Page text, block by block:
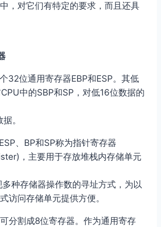
，对它们有特定的要求，而且还具
32位通用寄存器EBP和ESP。其低
中的SBP和SP，对低16位数据的
。
、BP和SP称为指针寄存器
，主要用于存放堆栈内存储单元
种存储器操作数的寻址方式，为以
访问存储单元提供方便。
分割成8位寄存器。作为通用寄存